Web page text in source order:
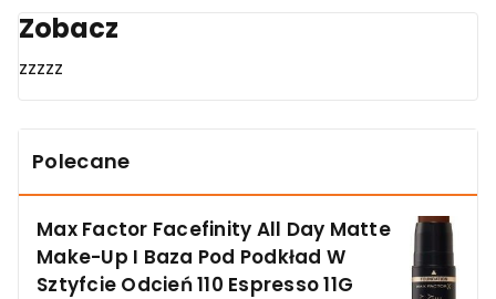
Zobacz
zzzzz
Polecane
Max Factor Facefinity All Day Matte
Make-Up I Baza Pod Podkład W
Sztyfcie Odcień 110 Espresso 11G